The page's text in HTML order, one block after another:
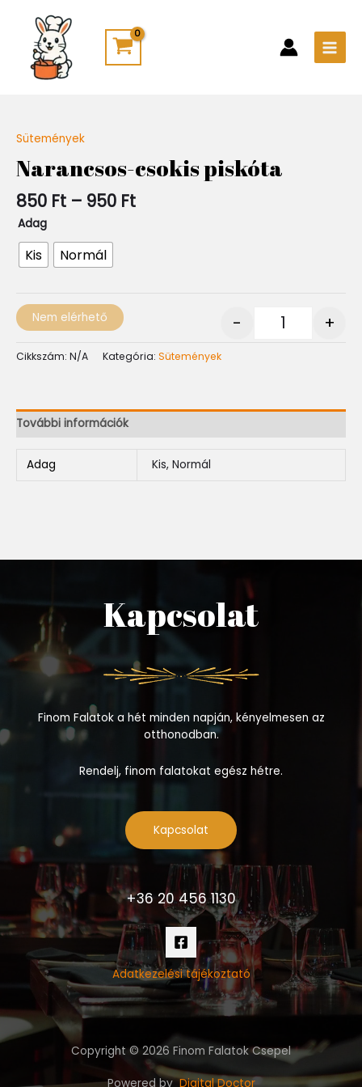
content
Sütemények
Narancsos-csokis piskóta
850 Ft – 950 Ft
850 Ft
-
950 Ft
Adag
Kis Normál
- +
Nem elérhető
Cikkszám: N/A Kategória: Sütemények
További információk
Adag Kis, Normál
Kapcsolat
Finom Falatok a hét minden napján, kényelmesen az
otthonodban.
Rendelj, finom falatokat egész hétre.
Kapcsolat
+36 20 456 1130
Adatkezelési tájékoztató
Copyright © 2026 Finom Falatok Csepel
Powered byDigital Doctor